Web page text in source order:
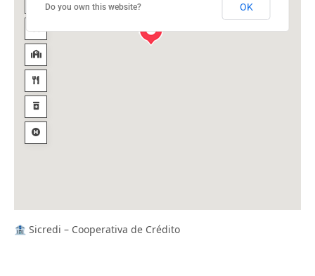
Do you own this website? OK
🏦 Sicredi – Cooperativa de Crédito